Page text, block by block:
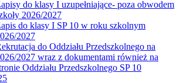
do klasy I uzupełniające- poza obwodem
2026/2027
do klasy I SP 10 w roku szkolnym
2027
do Oddziału Przedszkolnego na
2027 wraz z dokumentami również na
Oddziału Przedszkolnego SP 10